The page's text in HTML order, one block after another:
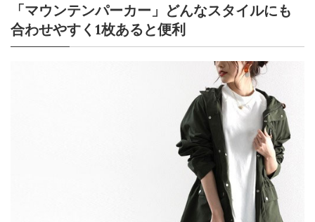
「マウンテンパーカー」どんなスタイルにも
合わせやすく1枚あると便利